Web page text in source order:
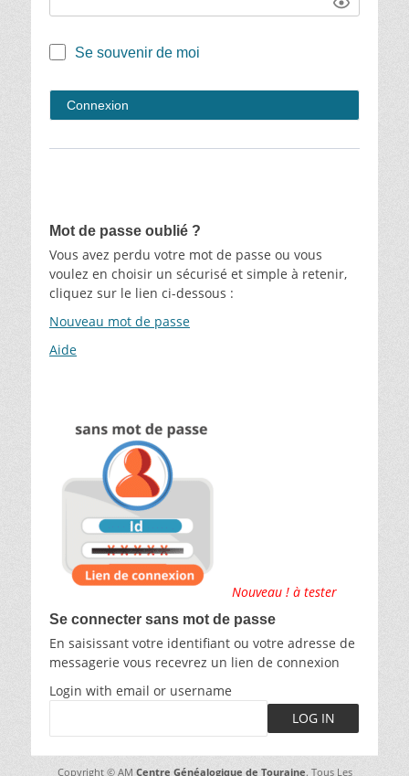
Se souvenir de moi
Mot de passe oublié ?
Vous avez perdu votre mot de passe ou vous
voulez en choisir un sécurisé et simple à retenir,
cliquez sur le lien ci-dessous :
Nouveau mot de passe
Aide
Nouveau ! à tester
Se connecter sans mot de passe
En saisissant votre identifiant ou votre adresse de
messagerie vous recevrez un lien de connexion
Login with email or username
Copyright © AM Centre Généalogique de Touraine. Tous Les